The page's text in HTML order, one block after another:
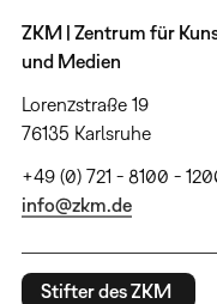
ZKM | Zentrum für
und Medien
Lorenzstraße 19
76135 Karlsruhe
+49 (0) 721 - 8100 -
info@zkm.de
Stifter des ZKM